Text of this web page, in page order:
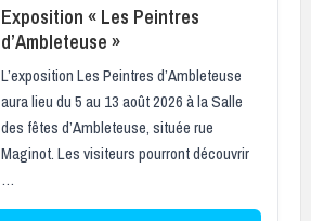
Exposition « Les Peintres
d’Ambleteuse »
L’exposition Les Peintres d’Ambleteuse
aura lieu du 5 au 13 août 2026 à la Salle
des fêtes d’Ambleteuse, située rue
Maginot. Les visiteurs pourront découvrir
…